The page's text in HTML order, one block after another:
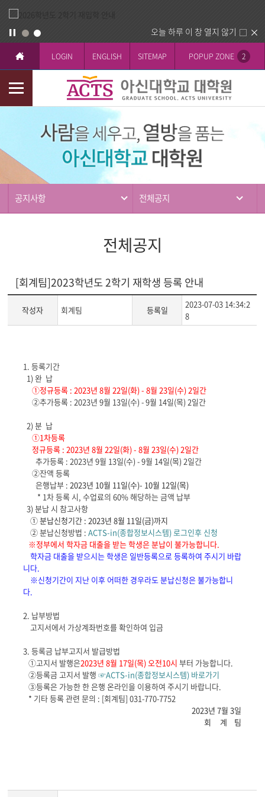
오늘 하루 이 창 열지 않기
LOGIN ENGLISH SITEMAP POPUP ZONE 2
모
바
티
공지사항 전체공지
전체공지
[회계팀]2023학년도 2학기 재학생 등록 안내
작성자 회계팀 등록일
2023-07-03 14:34:2
8
시
글
1.등록기간
1)완 납
①정규등록 : 2023년8월22일(화) - 8월23일(수) 2일간
②추가등록 : 2023년9월 13일(수) - 9월 14일(목) 2일간
2)분 납
①1차등록
정규등록 : 2023년8월22일(화) - 8월23일(수) 2일간
추가등록 : 2023년9월 13일(수) - 9월 14일(목) 2일간
②잔액 등록
은행납부 :2023년 10월 11일(수)- 10월 12일(목)
* 1차 등록 시,수업료의60%해당하는 금액 납부
3)분납 시 참고사항
①분납신청기간 : 2023년8월 11일(금)까지
②분납신청방법 :ACTS-in(종합정보시스템)로그인후 신청
※정부에서 학자금 대출을 받는 학생은 분납이 불가능합니다.
학자금 대출을 받으시는 학생은 일반등록으로 등록하여 주시기 바랍
니다.
※신청기간이 지난 이후 어떠한 경우라도 분납신청은 불가능합니
다.
2. 납부방법
고지서에서 가상계좌번호를 확인하여 입금
3.등록금 납부고지서 발급방법
①고지서 발행은2023년8월 17일(목)오전10시 부터 가능합니다.
②등록금 고지서 발행☞ACTS-in(종합정보시스템) 바로가기
③등록은 가능한 한 은행 온라인을 이용하여 주시기 바랍니다.
* 기타등록 관련 문의 : [회계팀] 031-770-7752
2023년7월3일
회 계 팀